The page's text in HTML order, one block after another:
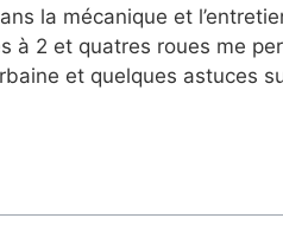
la mécanique et
à 2 et quatres roues me
et quelques astuces